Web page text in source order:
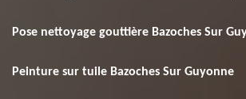
Pose nettoyage gouttière Bazoches Sur
Peinture sur tuile Bazoches Sur Guyonne